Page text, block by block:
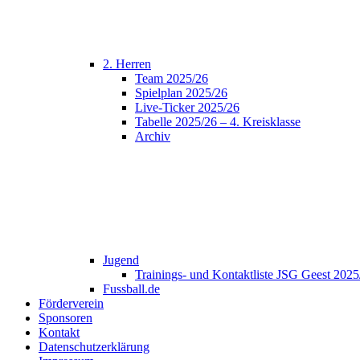
2. Herren
Team 2025/26
Spielplan 2025/26
Live-Ticker 2025/26
Tabelle 2025/26 – 4. Kreisklasse
Archiv
Jugend
Trainings- und Kontaktliste JSG Geest
Fussball.de
Förderverein
Sponsoren
Kontakt
Datenschutzerklärung